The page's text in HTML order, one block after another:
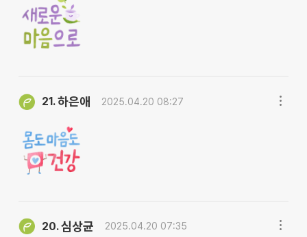
21.하은애 2025.04.20 08:27
20.심상균 2025.04.20 07:35